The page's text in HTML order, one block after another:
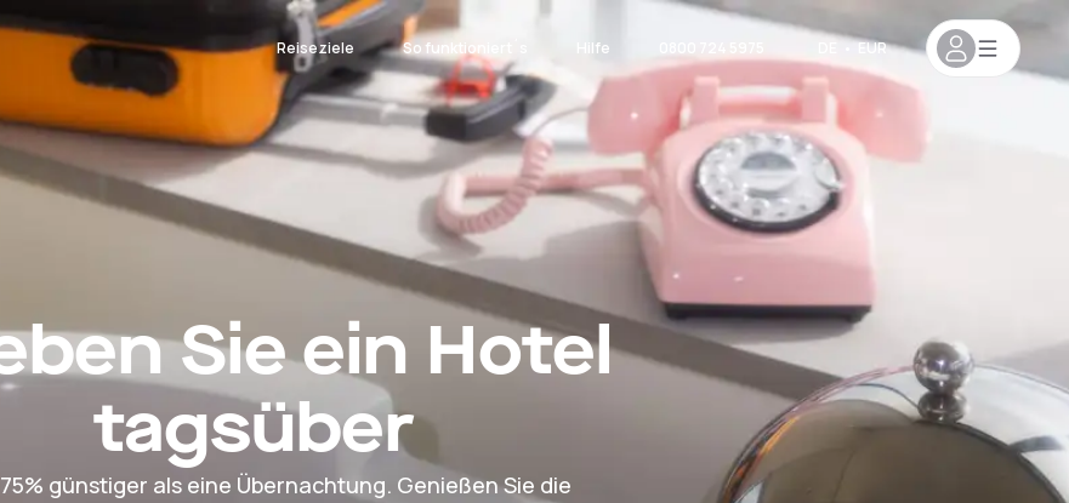
Reiseziele So funktioniert´s Hilfe • EUR
Sie ein Hotel
tagsüber
günstiger als eine Übernachtung. Genießen Sie die